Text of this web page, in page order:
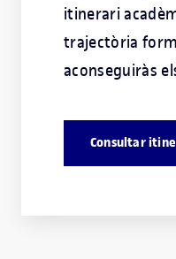
itinerari
trajectòria
aconseguiràs
Consultar